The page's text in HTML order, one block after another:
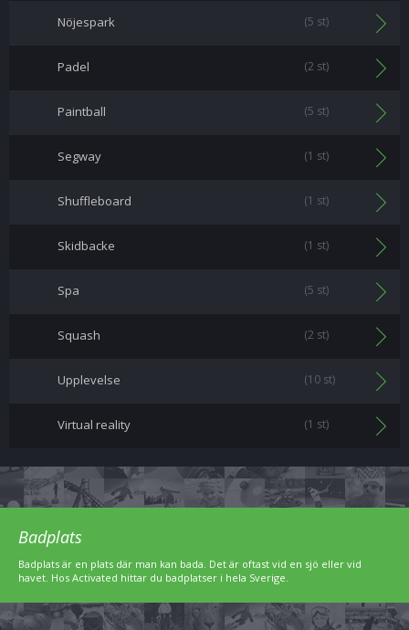
Nöjespark (5 st)
Padel (2 st)
Paintball (5 st)
Segway (1 st)
Shuffleboard (1 st)
Skidbacke (1 st)
Spa (5 st)
Squash (2 st)
Upplevelse (10 st)
Virtual reality (1 st)
Badplats
Badplats är en plats där man kan bada. Det är oftast vid en sjö eller vid
havet. Hos Activated hittar du badplatser i hela Sverige.